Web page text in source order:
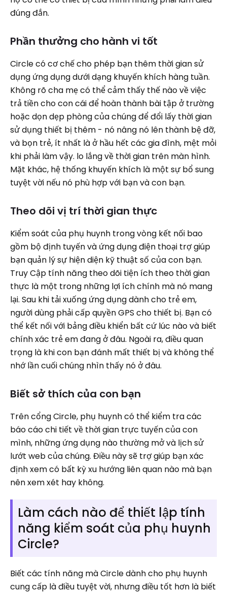
đúng đắn.
Phần thưởng cho hành vi tốt
Circle có cơ chế cho phép bạn thêm thời gian sử
dụng ứng dụng dưới dạng khuyến khích hàng tuần.
Không rõ cha mẹ có thể cảm thấy thế nào về việc
trả tiền cho con cái để hoàn thành bài tập ở trường
hoặc dọn dẹp phòng của chúng để đổi lấy thời gian
sử dụng thiết bị thêm - nó nâng nó lên thành bệ đỡ,
và bọn trẻ, ít nhất là ở hầu hết các gia đình, mệt mỏi
khi phải làm vậy. lo lắng về thời gian trên màn hình.
Mặt khác, hệ thống khuyến khích là một sự bổ sung
tuyệt vời nếu nó phù hợp với bạn và con bạn.
Theo dõi vị trí thời gian thực
Kiểm soát của phụ huynh trong vòng kết nối bao
gồm bộ định tuyến và ứng dụng điện thoại trợ giúp
bạn quản lý sự hiện diện kỹ thuật số của con bạn.
Truy Cập tính năng theo dõi tiện ích theo thời gian
thực là một trong những lợi ích chính mà nó mang
lại. Sau khi tải xuống ứng dụng dành cho trẻ em,
người dùng phải cấp quyền GPS cho thiết bị. Bạn có
thể kết nối với bảng điều khiển bất cứ lúc nào và biết
chính xác trẻ em đang ở đâu. Ngoài ra, điều quan
trọng là khi con bạn đánh mất thiết bị và không thể
nhớ lần cuối chúng nhìn thấy nó ở đâu.
Biết sở thích của con bạn
Trên cổng Circle, phụ huynh có thể kiểm tra các
báo cáo chi tiết về thời gian trực tuyến của con
mình, những ứng dụng nào thường mở và lịch sử
lướt web của chúng. Điều này sẽ trợ giúp bạn xác
định xem có bất kỳ xu hướng liên quan nào mà bạn
nên xem xét hay không.
Làm cách nào để thiết lập tính
năng kiểm soát của phụ huynh
Circle?
Biết các tính năng mà Circle dành cho phụ huynh
cung cấp là điều tuyệt vời, nhưng điều tốt hơn là biết